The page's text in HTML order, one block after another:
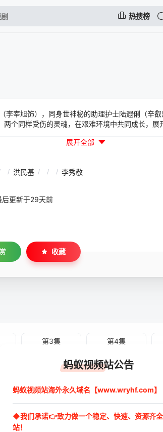
热搜榜
李宰旭饰），同身世神秘的助理护士陆遐俐（辛
两个同样受伤的灵魂，在艰难环境中共同成长，
展开全部
/ 洪民基 / / / 李秀敬
更新于29天前
收藏
第3集 第4集
第11集 第12集
蚂蚁视频站公告
蚂蚁视频站海外永久域名【www.wryhf.com】
◆我们承诺👉致力做一个稳定、快速、资源齐
站！